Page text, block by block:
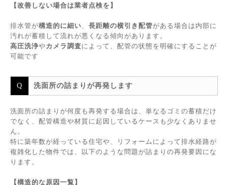
【改善しない場合は業者点検を】
排水管が構造的に細い 長距離の横引き配管がある場合は内部に
汚れが蓄積して流れが悪くなる傾向があります。
高圧洗浄やカメラ調査によって、配管の状態を明確にすることが
可能です
洗面所の詰まりが再発します
洗面所の詰まりが何度も再発する場合は、単なるゴミの蓄積だけ
でなく、配管構造や材質に起因しているケースも少なくありませ
ん。
特に築年数が経っている住宅や、リフォームによって排水経路が
複雑化した物件では、以下のような問題が詰まりの再発要因にな
ります。
【構造的な原因一覧】